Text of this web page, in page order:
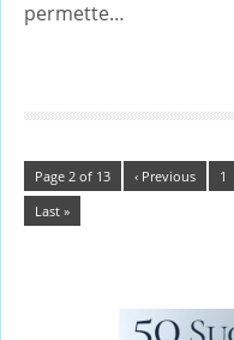
permette…
Page 2 of 13 ‹ Previous 1
Last »